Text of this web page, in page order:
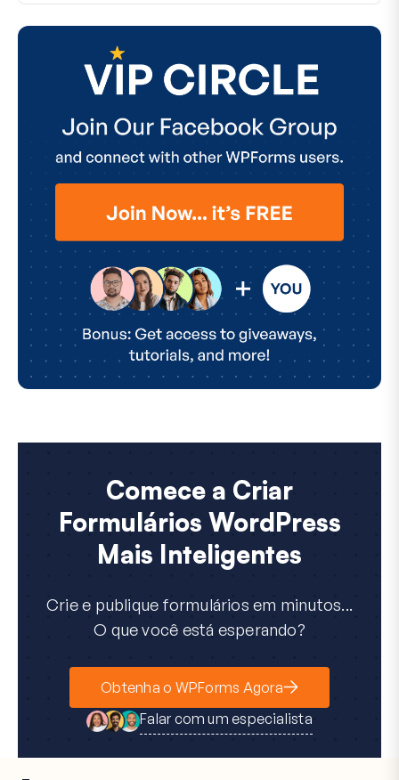
Comece a Criar
Formulários WordPress
Mais Inteligentes
Crie e publique formulários em minutos...
O que você está esperando?
Obtenha o WPForms Agora
Falar com um especialista